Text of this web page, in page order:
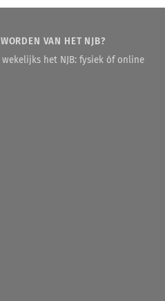
VAN HET NJB?
het NJB: fysiek óf online